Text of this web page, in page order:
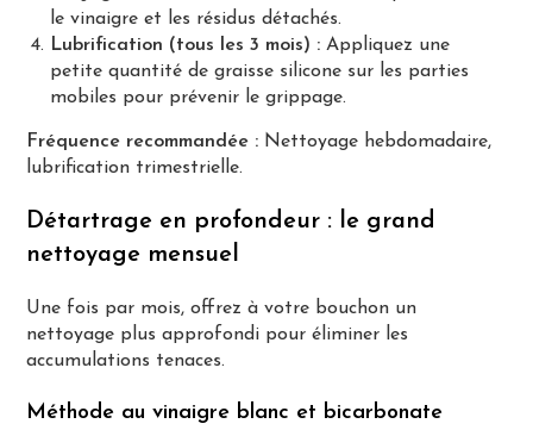
le vinaigre et les résidus détachés.
Lubrification (tous les 3 mois) : Appliquez une
petite quantité de graisse silicone sur les parties
mobiles pour prévenir le grippage.
Fréquence recommandée : Nettoyage hebdomadaire,
lubrification trimestrielle.
Détartrage en profondeur : le grand
nettoyage mensuel
Une fois par mois, offrez à votre bouchon un
nettoyage plus approfondi pour éliminer les
accumulations tenaces.
Méthode au vinaigre blanc et bicarbonate